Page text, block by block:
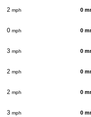
2 mph 0
0 mph 0
3 mph 0
2 mph 0
2 mph 0
3 mph 0